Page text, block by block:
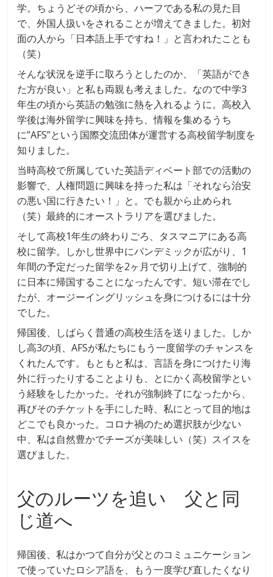
学。ちょうどその頃から、ハーフである私の見た目
で、外国人扱いをされることが増えてきました。初対
面の人から「日本語上手ですね！」と言われたことも
（笑）
そんな状況を逆手に取ろうとしたのか、「英語ができ
た方が良い」と私も両親も考えました。なので中学3
年生の頃から英語の勉強に熱を入れるように。高校入
学後は海外留学に興味を持ち、情報を集めるうち
に”AFS”という国際交流団体が運営する高校留学制度を
知りました。
当時高校で所属していた英語ディベート部での活動の
影響で、人権問題に興味を持った私は「それなら治安
の悪い国に行きたい！」と。でも親から止められ
（笑）最終的にオーストラリアを選びました。
そして高校1年生の終わりごろ、タスマニアにある高
校に留学。しかし世界中にパンデミックが広がり、1
年間の予定だった留学を2ヶ月で切り上げて、強制的
に日本に帰国することになったんです。短い滞在でし
たが、オージーイングリッシュを身につけるには十分
でした。
帰国後、しばらく普通の高校生活を送りました。しか
し高3の頃、AFSが私たちにもう一度留学のチャンスを
くれたんです。もともと私は、言語を身につけたり海
外に行ったりすることよりも、とにかく高校留学とい
う経験をしたかった。それが強制終了になったから、
再びそのチケットを手にした時、私にとって目的地は
どこでも良かった。コロナ禍のため選択肢が少ない
中、私は自然豊かでチーズが美味しい（笑）スイスを
選びました。
父のルーツを追い 父と同
じ道へ
帰国後、私はかつて自分が父とのコミュニケーション
で使っていたロシア語を、もう一度学び直したくなり